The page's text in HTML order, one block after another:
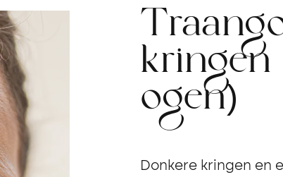
kringen
ogen)
Donkere kringen en